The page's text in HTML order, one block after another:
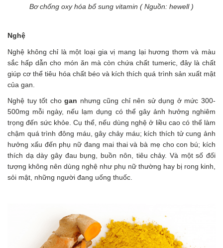
Bơ chống oxy hóa bổ sung vitamin ( Nguồn: hewell )
Nghệ
Nghệ không chỉ là một loại gia vị mang lại hương thơm và màu
sắc hấp dẫn cho món ăn mà còn chứa chất tumeric, đây là chất
giúp cơ thể tiêu hóa chất béo và kích thích quá trình sản xuất mật
của gan.
Nghệ tuy tốt chogan nhưng cũng chỉ nên sử dụng ở mức 300-
500mg mỗi ngày, nếu lạm dụng có thể gây ảnh hưởng nghiêm
trọng đến sức khỏe. Cụ thể, nếu dùng nghệ ở liều cao có thể làm
chậm quá trình đông máu, gây chảy máu; kích thích tử cung ảnh
hưởng xấu đến phụ nữ đang mai thai và bà mẹ cho con bú; kích
thích dạ dày gây đau bụng, buồn nôn, tiêu chảy. Và một số đối
tượng không nên dùng nghệ như phụ nữ thường hay bị rong kinh,
sỏi mật, những người đang uống thuốc.